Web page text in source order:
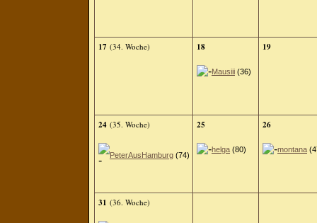
17 (34. Woche) 18
Mausiii (36)
19
24 (35. Woche)
PeterAusHamburg (74)
25
helga (80)
26
montana
31 (36. Woche)